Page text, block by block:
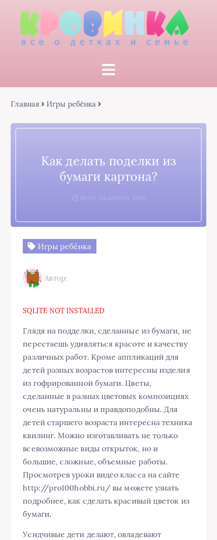
Главная Игры ребёнка
Как делать поделки из
бумаги картона?
10:59, 30 августа 2015
Игры ребёнка
Автор:
SQLITE NOT INSTALLED
Глядя на подделки, сделанные из бумаги, не
перестаешь удивляться красоте и качеству
различных работ. Кроме аппликаций для
детей разных возрастов интересны изделия
из гофрированной бумаги. Цветы,
сделанные в разных цветовых композициях
очень натуральны и правдоподобны. Для
детей старшего возраста интересна техника
квилинг. Можно изготавливать не только
всевозможные виды открыток, но и
большие, сложные, объемные работы.
Просмотрев уроки видео класса на сайте
http://pro100hobbi.ru/ вы можете узнать
подробнее, как сделать красивый цветок из
бумаги.
Усидчивые дети делают, овладевают